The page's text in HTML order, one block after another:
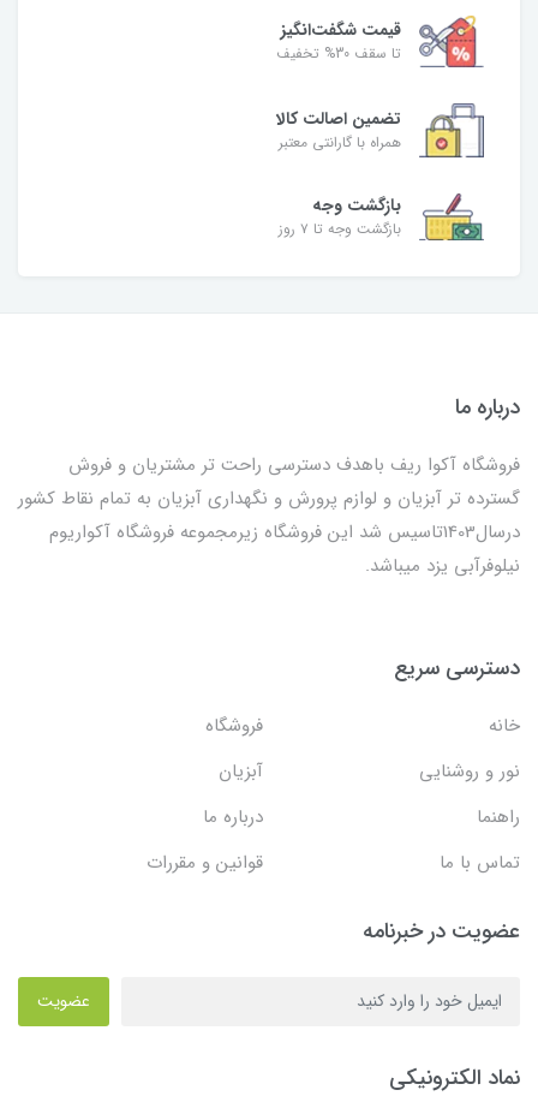
قیمت شگفت‌انگیز
تا سقف 30% تخفیف
تضمین اصالت کالا
همراه با گارانتی معتبر
بازگشت وجه
بازگشت وجه تا ۷ روز
درباره ما
فروشگاه آکوا ریف باهدف دسترسی راحت تر مشتریان و فروش
گسترده تر آبزیان و لوازم پرورش و نگهداری آبزیان به تمام نقاط کشور
درسال1403تاسیس شد این فروشگاه زیرمجموعه فروشگاه آکواریوم
نیلوفرآبی یزد میباشد.
دسترسی سریع
خانه
فروشگاه
نور و روشنایی
آبزیان
راهنما
درباره ما
تماس با ما
قوانین و مقررات
عضویت در خبرنامه
عضویت
نماد الکترونیکی